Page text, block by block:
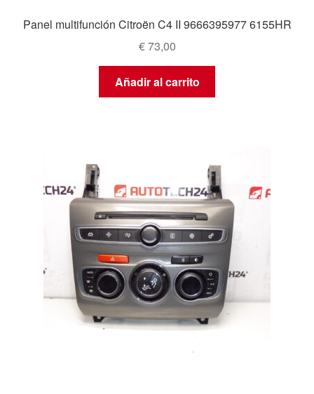
Panel multifunción Citroën C4 II 9666395977 6155HR
€73,00
Añadir al carrito